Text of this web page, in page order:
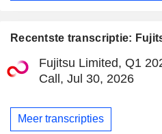
Recentste transcriptie:
Fujitsu Limited, Q1
Call, Jul 30, 2026
Meer transcripties